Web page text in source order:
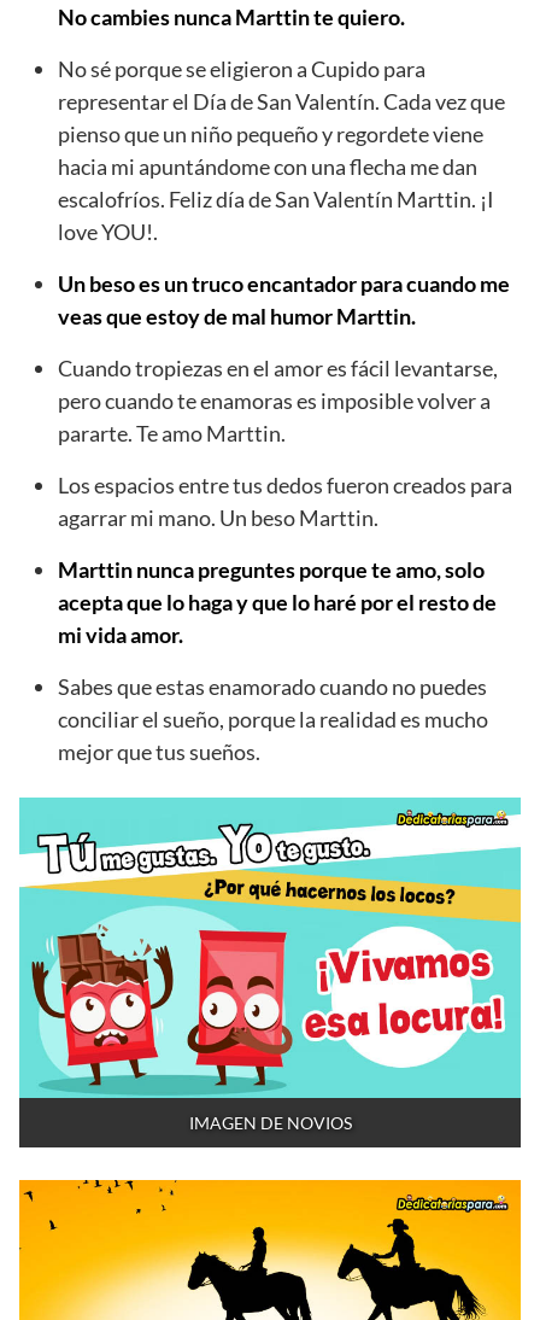
No cambies nunca Marttin te quiero.
No sé porque se eligieron a Cupido para
representar el Día de San Valentín. Cada vez que
pienso que un niño pequeño y regordete viene
hacia mi apuntándome con una flecha me dan
escalofríos. Feliz día de San Valentín Marttin. ¡I
love YOU!.
Un beso es un truco encantador para cuando me
veas que estoy de mal humor Marttin.
Cuando tropiezas en el amor es fácil levantarse,
pero cuando te enamoras es imposible volver a
pararte. Te amo Marttin.
Los espacios entre tus dedos fueron creados para
agarrar mi mano. Un beso Marttin.
Marttin nunca preguntes porque te amo, solo
acepta que lo haga y que lo haré por el resto de
mi vida amor.
Sabes que estas enamorado cuando no puedes
conciliar el sueño, porque la realidad es mucho
mejor que tus sueños.
IMAGEN DE NOVIOS